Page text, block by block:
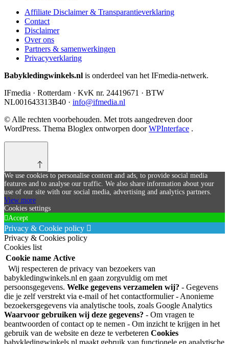
Affiliate Disclaimer & Transparantieverklaring
Contact
Disclaimer
Over ons
Partners & samenwerkingen
Privacyverklaring
Babykledingwinkels.nl is onderdeel van het IFmedia-netwerk.
IFmedia · Rotterdam · KvK nr. 24419671 · BTW
NL001643313B40 · info@ifmedia.nl
© Alle rechten voorbehouden. Met trots aangedreven door
WordPress. Thema Bloglex ontworpen doorWPInterface .
We use cookies to personalise content and ads, to provide social media
features and to analyse our traffic. We also share information about your
use of our site with our social media, advertising and analytics partners.
View more
Cookies settings
Accept
Privacy & Cookie policy
Privacy & Cookies policy
Cookies list
Cookie name Active
Wij respecteren de privacy van bezoekers van
babykledingwinkels.nl en gaan zorgvuldig om met
persoonsgegevens. Welke gegevens verzamelen wij? - Gegevens
die je zelf verstrekt via e-mail of het contactformulier - Anonieme
bezoekersgegevens via analytische tools, zoals Google Analytics
Waarvoor gebruiken wij deze gegevens? - Om vragen te
beantwoorden of contact op te nemen - Om inzicht te krijgen in het
gebruik van de website en deze te verbeteren Cookies